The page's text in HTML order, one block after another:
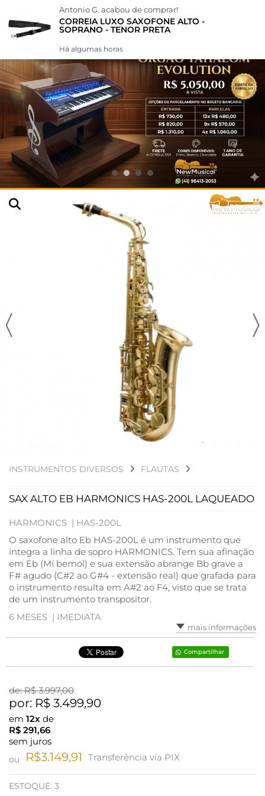
INSTRUMENTOS DIVERSOS FLAUTAS
SAX ALTO EB HARMONICS HAS-200L LAQUEADO
HARMONICS | HAS-200L
O saxofone alto Eb HAS-200L é um instrumento que
integra a linha de sopro HARMONICS. Tem sua afinação
em Eb (Mí bemol) e sua extensão abrange Bb grave a
F# agudo (C#2 ao G#4 - extensão real) que grafada para
o instrumento resulta em A#2 ao F4, visto que se trata
de um instrumento transpositor.
6 MESES | IMEDIATA
mais informações
Compartilhar
de: R$3.997,00
por: R$ 3.499,90
em 12x de
R$ 291,66
sem juros
ou R$3.149,91 Transferência via PIX
ESTOQUE: 3
Antonio G. acabou de comprar!
CORREIA LUXO SAXOFONE ALTO -
SOPRANO - TENOR PRETA
Há algumas horas